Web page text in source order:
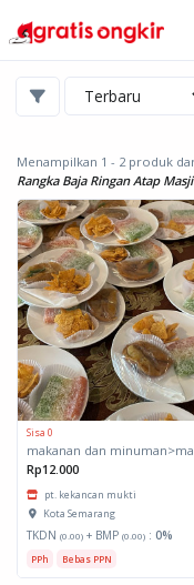
Menampilkan 1 - 2 produk
Rangka Baja Ringan Atap
Sisa 0
Rp12.000
pt. kekancan mukti
Kota Semarang
TKDN (0.00) + BMP (0.00) : 0%
PPh Bebas PPN